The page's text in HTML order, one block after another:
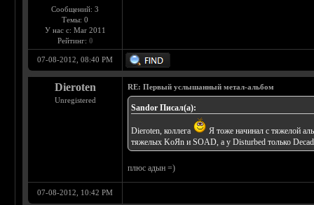
Сообщений: 3
Темы: 0
У нас с: Mar 2011
Рейтинг: 0
07-08-2012, 08:40 PM
Dieroten
Unregistered
RE: Первый услышанный метал-альбом
Sandor Писал(а):
Dieroten, коллега
Я тоже начинал с тяжелой
тяжелых KoЯn и SOAD, а у Disturbed только
плюс адын =)
07-08-2012, 10:42 PM